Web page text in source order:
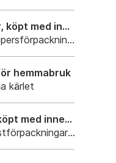
med innehåll.
Eller
hemmabruk
kärlet
med innehåll
Eller